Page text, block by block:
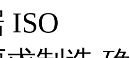
ISO